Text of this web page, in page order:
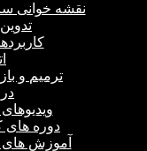
نقشه خوانی
تدوین WPS-PQR
ترمیم و
دوره های
آموزش